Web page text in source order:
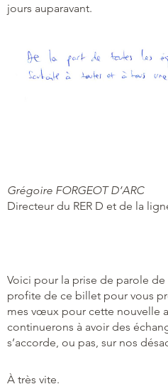
jours auparavant.
Grégoire FORGEOT D’ARC
Directeur du RER D et de la
Voici pour la prise de parole
profite de ce billet pour vous
mes vœux pour cette nouvelle
continuerons à avoir des
s’accorde, ou pas, sur nos
À très vite.